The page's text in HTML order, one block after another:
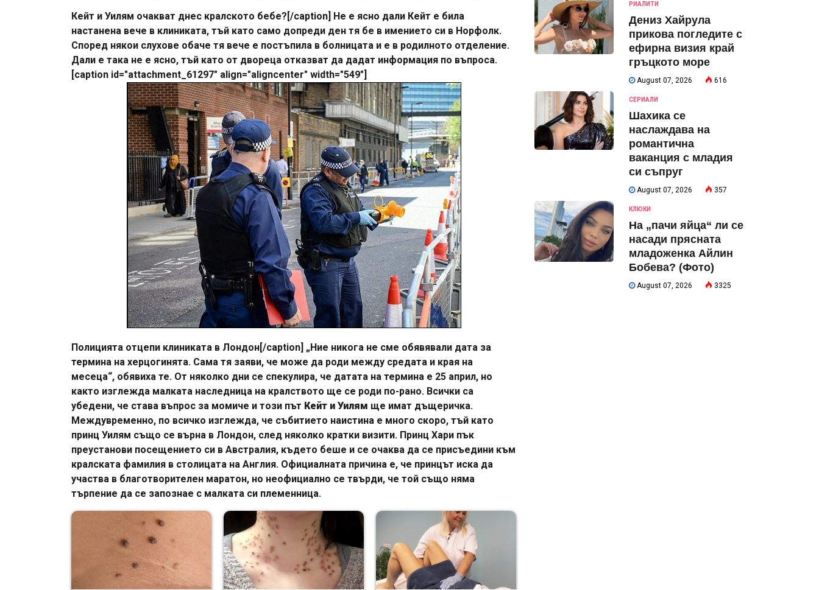
Кейт и Уилям очакват днес кралското бебе?[/caption] Не е ясно дали Кейт е била
настанена вече в клиниката, тъй като само допреди ден тя бе в имението си в Норфолк.
Според някои слухове обаче тя вече е постъпила в болницата и е в родилното отделение.
Дали е така не е ясно, тъй като от двореца отказват да дадат информация по въпроса.
[caption id="attachment_61297" align="aligncenter" width="549"]
Полицията отцепи клиниката в Лондон[/caption] „Ние никога не сме обявявали дата за
термина на херцогинята. Сама тя заяви, че може да роди между средата и края на
месеца“, обявиха те. От няколко дни се спекулира, че датата на термина е 25 април, но
както изглежда малката наследница на кралството ще се роди по-рано. Всички са
убедени, че става въпрос за момиче и този път Кейт и Уилям ще имат дъщеричка.
Междувременно, по всичко изглежда, че събитието наистина е много скоро, тъй като
принц Уилям също се върна в Лондон, след няколко кратки визити. Принц Хари пък
преустанови посещението си в Австралия, където беше и се очаква да се присъедини към
кралската фамилия в столицата на Англия. Официалната причина е, че принцът иска да
участва в благотворителен маратон, но неофициално се твърди, че той също няма
търпение да се запознае с малката си племенница.
РИАЛИТИ
Дениз Хайрула
прикова погледите с
ефирна визия край
гръцкото море
August 07, 2026 616
СЕРИАЛИ
Шахика се
наслаждава на
романтична
ваканция с младия
си съпруг
August 07, 2026 357
КЛЮКИ
На „пачи яйца“ ли се
насади прясната
младоженка Айлин
Бобева? (Фото)
August 07, 2026 3325